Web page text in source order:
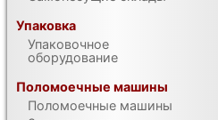
Упаковка
Упаковочное
оборудование
Поломоечные машины
Поломоечные машины